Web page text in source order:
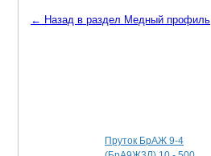
← Назад в раздел Медный профиль
Пруток БрАЖ 9-4